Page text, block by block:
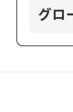
グロ